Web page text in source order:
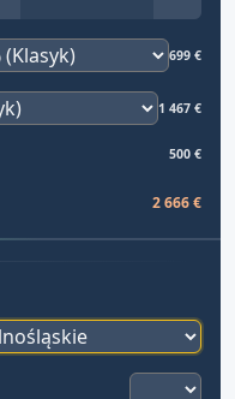
699 €
1 467 €
500 €
2 666 €